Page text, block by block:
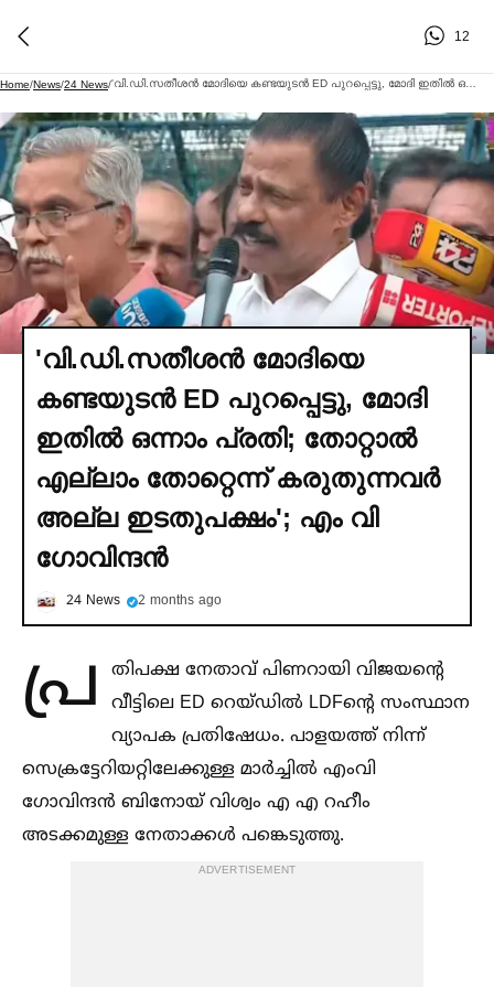
12
Home/News/24 News/
'വി.ഡി.സതീശൻ മോദിയെ
കണ്ടയുടൻ ED പുറപ്പെട്ടു, മോദി
ഇതില്‍ ഒന്നാം പ്രതി; തോറ്റാല്‍
എല്ലാം തോറ്റെന്ന് കരുതുന്നവര്‍
അല്ല ഇടതുപക്ഷം'; എം വി
ഗോവിന്ദൻ
24 News 2 months ago
പ്ര
തിപക്ഷ നേതാവ് പിണറായി വിജയൻ്റെ
വീട്ടിലെ ED റെയ്‌ഡില്‍ LDFൻ്റെ സംസ്ഥാന
വ്യാപക പ്രതിഷേധം. പാളയത്ത് നിന്ന്
സെക്രട്ടേറിയറ്റിലേക്കുള്ള മാർച്ചില്‍ എംവി
ഗോവിന്ദൻ ബിനോയ് വിശ്വം എ എ റഹീം
അടക്കമുള്ള നേതാക്കള്‍ പങ്കെടുത്തു.
ADVERTISEMENT